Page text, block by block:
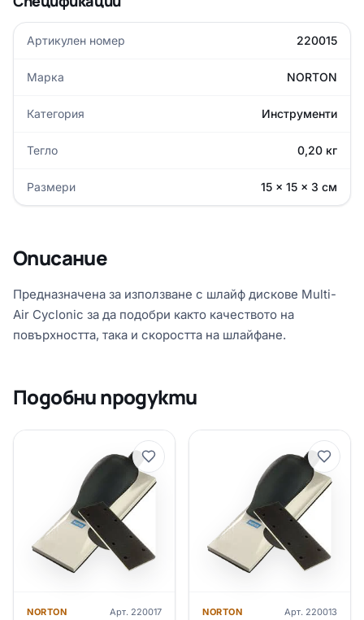
Артикулен номер 220015
Марка NORTON
Категория Инструменти
Тегло 0,20 кг
Размери 15 × 15 × 3 см
Описание
Предназначена за използване с шлайф дискове Multi-
Air Cyclonic за да подобри както качеството на
повърхността, така и скоростта на шлайфане.
Подобни продукти
NORTON Арт. 220017 NORTON Арт. 220013